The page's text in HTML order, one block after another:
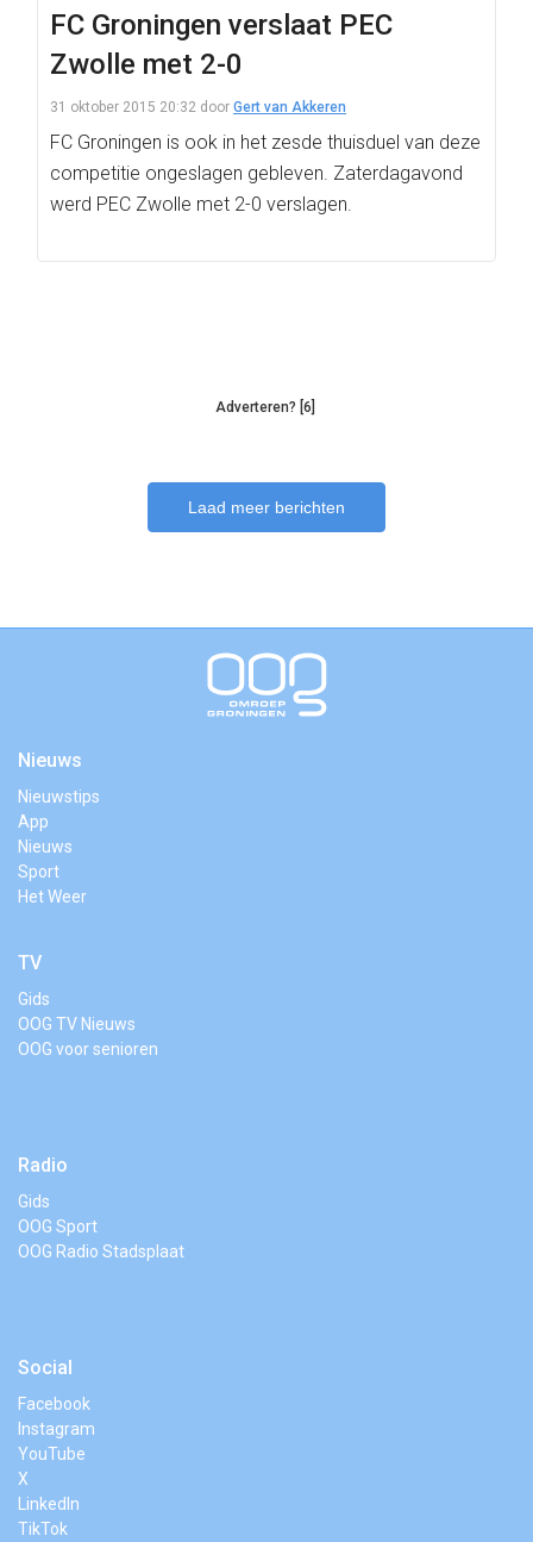
FC Groningen verslaat PEC
Zwolle met 2-0
31 oktober 2015 20:32 door Gert van Akkeren
FC Groningen is ook in het zesde thuisduel van deze
competitie ongeslagen gebleven. Zaterdagavond
werd PEC Zwolle met 2-0 verslagen.
Adverteren? [6]
Laad meer berichten
Nieuws
Nieuwstips
App
Nieuws
Sport
Het Weer
TV
Gids
OOG TV Nieuws
OOG voor senioren
Radio
Gids
OOG Sport
OOG Radio Stadsplaat
Social
Facebook
Instagram
YouTube
X
LinkedIn
TikTok